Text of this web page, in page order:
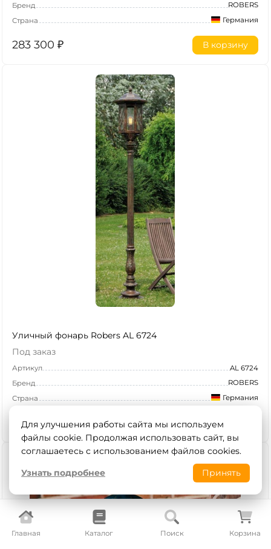
Главная Каталог Поиск Корзина
Бренд
ROBERS
Страна
Германия
283 300 ₽ В корзину
Уличный фонарь Robers AL 6724
Под заказ
Артикул
AL 6724
Бренд
ROBERS
Страна
Германия
367 401 ₽ В корзину
Для улучшения работы сайта мы используем
файлы cookie. Продолжая использовать сайт, вы
соглашаетесь с использованием файлов cookies.
Узнать подробнее
Принять